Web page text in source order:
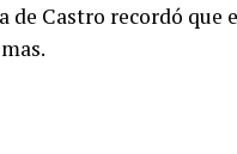
Castro recordó que